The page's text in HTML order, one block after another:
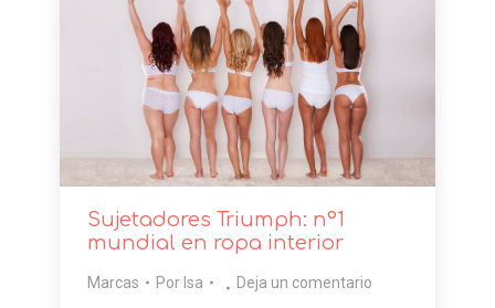
Sujetadores Triumph: nº1
mundial en ropa interior
Marcas Por Isa Deja un comentario